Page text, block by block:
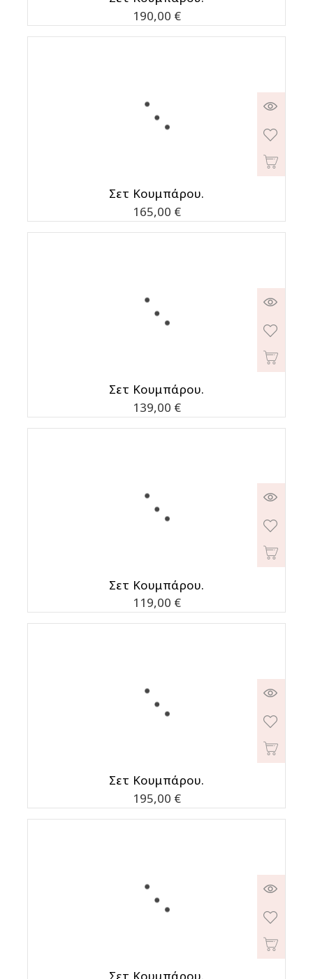
Τιμή
190,00 €
Σετ Κουμπάρου.
Τιμή
165,00 €
Σετ Κουμπάρου.
Τιμή
139,00 €
Σετ Κουμπάρου.
Τιμή
119,00 €
Σετ Κουμπάρου.
Τιμή
195,00 €